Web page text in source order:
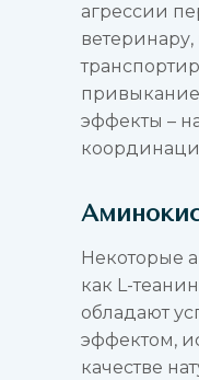
агрессии
эффекты –
Некоторые
как L-
обладают
эффектом,
качестве